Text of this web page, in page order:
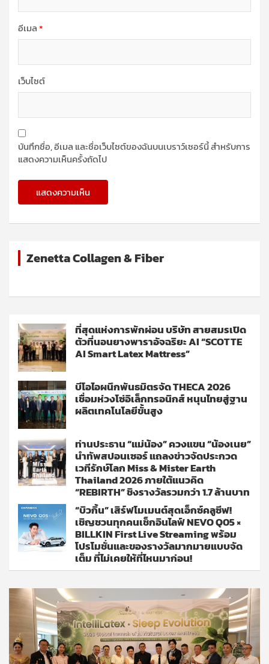
อีเมล*
เว็บไซต์
บันทึกชื่อ, อีเมล และชื่อเว็บไซต์ของฉันบนเบราว์เซอร์นี้ สำหรับการ
แสดงความเห็นครั้งถัดไป
Zenetta Collagen & Fiber
ที่สุดแห่งการพักผ่อน บริษัท สายสมรเปิด
ตัวที่นอนยางพาราอัจฉริยะ AI “SCOTTE
AI Smart Latex Mattress”
บีโอไอผนึกพันธมิตรจัด THECA 2026
เชื่อมห่วงโซ่อิเล็กทรอนิกส์ หนุนไทยสู่ฐาน
ผลิตเทคโนโลยีขั้นสูง
ท่านประธาน “แม่น้อง” ควงแขน “น้องเนย”
นำทัพสปอนเซอร์ แถลงข่าวจัดประกวด
เวทีรักษ์โลก Miss & Mister Earth
Thailand 2026 ภายใต้แนวคิด
“REBIRTH” ชิงรางวัลรวมกว่า 1.7 ล้านบาท
“บิวกิ้น” เสิร์ฟโมเมนต์สุดเอ็กซ์คลูซีฟ!
เชิญชวนทุกคนเช็กอินไลฟ์ NEVO Q05 ×
BILLKIN First Live Streaming พร้อม
โปรโมชั่นและของรางวัลมากมายแบบจัด
เต็ม ที่ไม่เคยให้ที่ไหนมาก่อน!